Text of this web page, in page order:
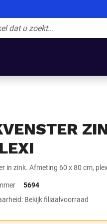
in zink. Afmeting 60 x 80 cm,
5694
Bekijk filiaalvoorraad